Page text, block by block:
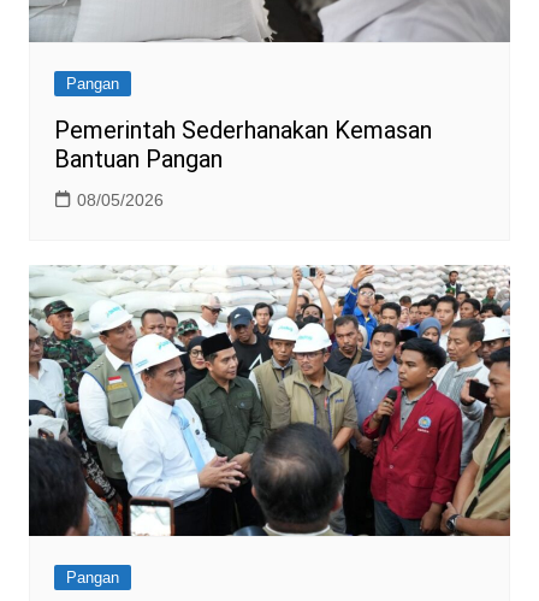
Pangan
Pemerintah Sederhanakan Kemasan
Bantuan Pangan
08/05/2026
Pangan